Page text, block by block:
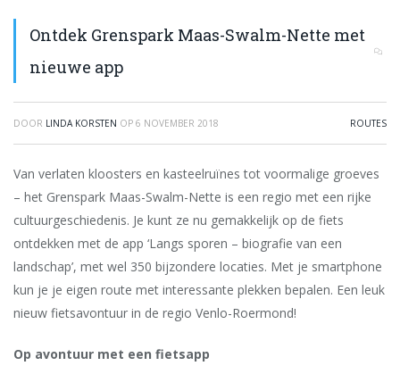
Ontdek Grenspark Maas-Swalm-Nette met
nieuwe app
DOOR LINDA KORSTEN OP 6 NOVEMBER 2018 ROUTES
Van verlaten kloosters en kasteelruïnes tot voormalige groeves
– het Grenspark Maas-Swalm-Nette is een regio met een rijke
cultuurgeschiedenis. Je kunt ze nu gemakkelijk op de fiets
ontdekken met de app ‘Langs sporen – biografie van een
landschap’, met wel 350 bijzondere locaties. Met je smartphone
kun je je eigen route met interessante plekken bepalen. Een leuk
nieuw fietsavontuur in de regio Venlo-Roermond!
Op avontuur met een fietsapp